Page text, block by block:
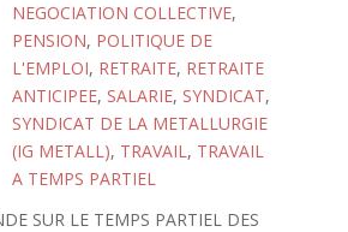
NEGOCIATION COLLECTIVE,
PENSION, POLITIQUE DE
L'EMPLOI, RETRAITE, RETRAITE
ANTICIPEE, SALARIE, SYNDICAT,
SYNDICAT DE LA METALLURGIE
(IG METALL), TRAVAIL, TRAVAIL
A TEMPS PARTIEL
SUR LE TEMPS PARTIEL DES